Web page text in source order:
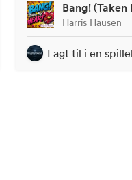
Bang!
Harris Hausen
Lagt til i en